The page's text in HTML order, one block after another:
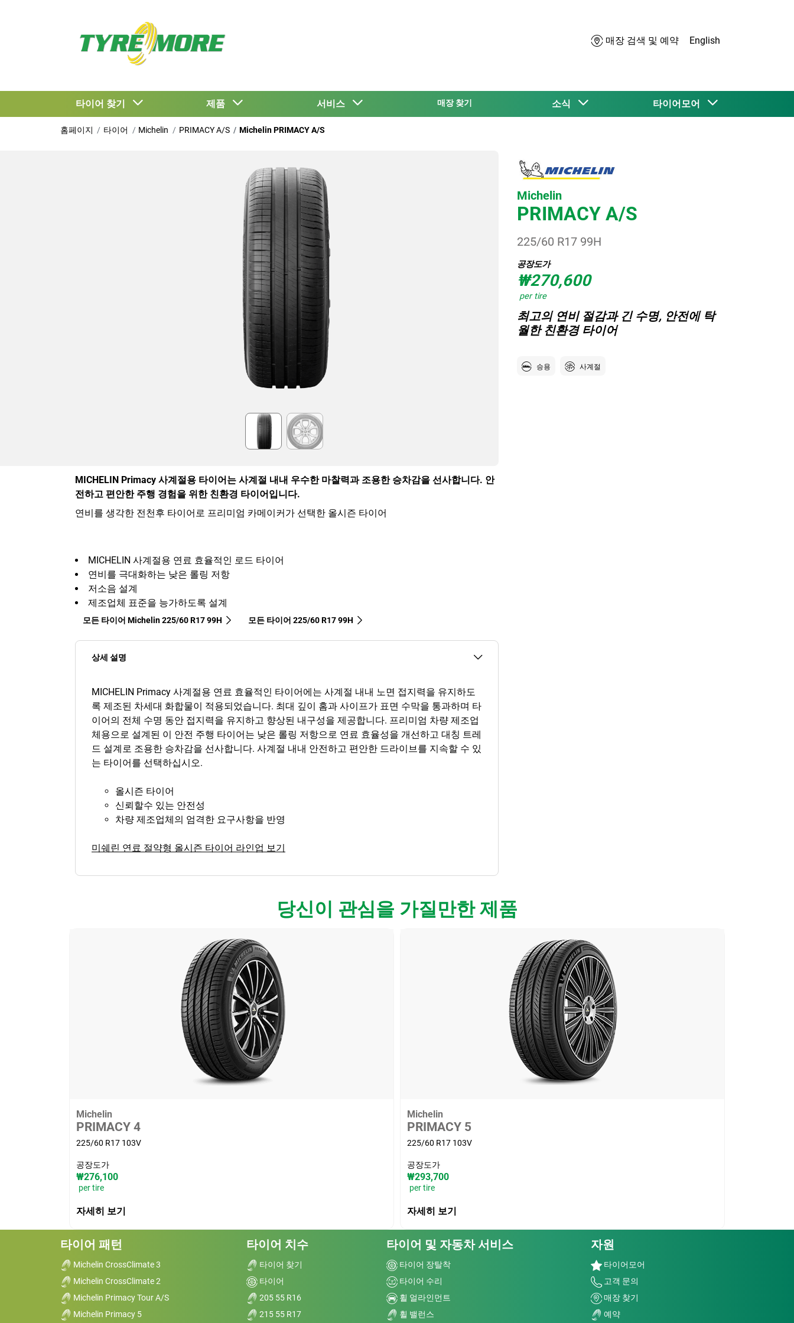
매장 검색 및 예약 English
타이어 찾기 제품 서비스 매장 찾기 소식 타이어모어
홈페이지 타이어 Michelin PRIMACY A/S Michelin PRIMACY A/S
MICHELIN Primacy 사계절용 타이어는 사계절 내내 우수한 마찰력과 조용한 승차감을 선사합니다. 안
전하고 편안한 주행 경험을 위한 친환경 타이어입니다.
연비를 생각한 전천후 타이어로 프리미엄 카메이커가 선택한 올시즌 타이어
MICHELIN 사계절용 연료 효율적인 로드 타이어
연비를 극대화하는 낮은 롤링 저항
저소음 설계
제조업체 표준을 능가하도록 설계
모든 타이어 Michelin 225/60 R17 99H 모든 타이어‎ 225/60 R17 99H
상세 설명
MICHELIN Primacy 사계절용 연료 효율적인 타이어에는 사계절 내내 노면 접지력을 유지하도
록 제조된 차세대 화합물이 적용되었습니다. 최대 깊이 홈과 사이프가 표면 수막을 통과하며 타
이어의 전체 수명 동안 접지력을 유지하고 향상된 내구성을 제공합니다. 프리미엄 차량 제조업
체용으로 설계된 이 안전 주행 타이어는 낮은 롤링 저항으로 연료 효율성을 개선하고 대칭 트레
드 설계로 조용한 승차감을 선사합니다. 사계절 내내 안전하고 편안한 드라이브를 지속할 수 있
는 타이어를 선택하십시오.
올시즌 타이어
신뢰할수 있는 안전성
차량 제조업체의 엄격한 요구사항을 반영
미쉐린 연료 절약형 올시즌 타이어 라인업 보기
Michelin
PRIMACY A/S
225/60 R17 99H
공장도가
₩270,600
per tire
최고의 연비 절감과 긴 수명, 안전에 탁
월한 친환경 타이어
승용 사계절
당신이 관심을 가질만한 제품
Michelin
PRIMACY 4
225/60 R17 103V
공장도가
₩276,100
per tire
자세히 보기
Michelin
PRIMACY 5
225/60 R17 103V
공장도가
₩293,700
per tire
자세히 보기
타이어 패턴
Michelin CrossClimate 3
Michelin CrossClimate 2
Michelin Primacy Tour A/S
Michelin Primacy 5
타이어 치수
타이어 찾기
타이어
205 55 R16
215 55 R17
타이어 및 자동차 서비스
타이어 장탈착
타이어 수리
휠 얼라인먼트
휠 밸런스
자원
타이어모어
고객 문의
매장 찾기
예약